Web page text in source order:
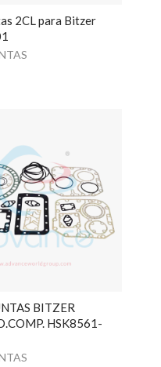
2CL para Bitzer
BITZER
HSK8561-